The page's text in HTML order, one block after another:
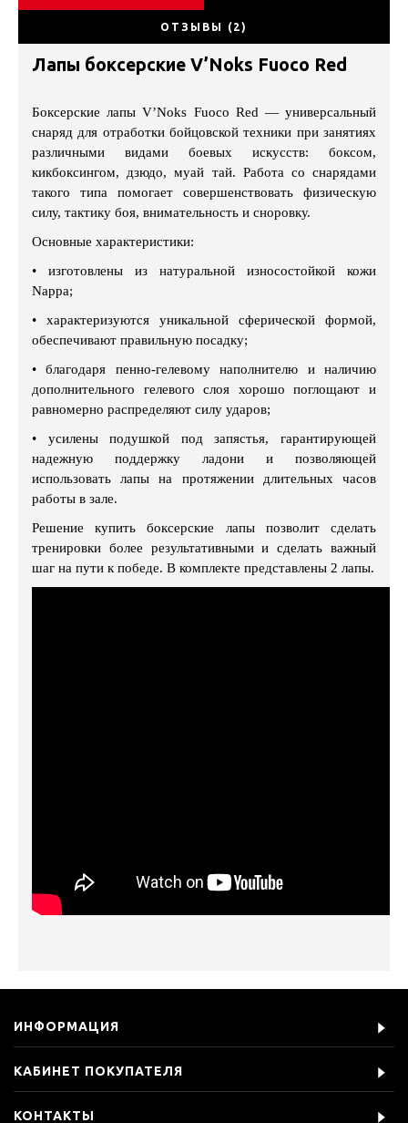
ОТЗЫВЫ (2)
Лапы боксерские V’Noks Fuoco Red
Боксерские лапы V’Noks Fuoco Red — универсальный
снаряд для отработки бойцовской техники при занятиях
различными видами боевых искусств: боксом,
кикбоксингом, дзюдо, муай тай. Работа со снарядами
такого типа помогает совершенствовать физическую
силу, тактику боя, внимательность и сноровку.
Основные характеристики:
•
изготовлены из натуральной износостойкой кожи
Nappa;
•
характеризуются уникальной сферической формой,
обеспечивают правильную посадку;
•
благодаря пенно-гелевому наполнителю и наличию
дополнительного гелевого слоя хорошо поглощают и
равномерно распределяют силу ударов;
•
усилены подушкой под запястья, гарантирующей
надежную поддержку ладони и позволяющей
использовать лапы на протяжении длительных часов
работы в зале.
Решение купить боксерские лапы позволит сделать
тренировки более результативными и сделать важный
шаг на пути к победе. В комплекте представлены 2 лапы.
ИНФОРМАЦИЯ
КАБИНЕТ ПОКУПАТЕЛЯ
КОНТАКТЫ